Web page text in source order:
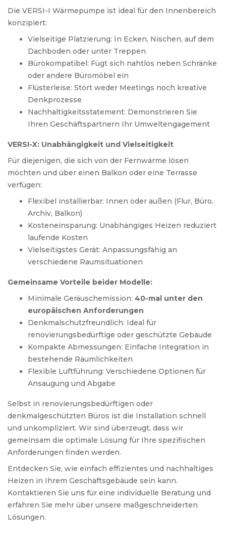
Die VERSI-I Wärmepumpe ist ideal für den Innenbereich
konzipiert:
Vielseitige Platzierung: In Ecken, Nischen, auf dem
Dachboden oder unter Treppen
Bürokompatibel: Fügt sich nahtlos neben Schränke
oder andere Büromöbel ein
Flüsterleise: Stört weder Meetings noch kreative
Denkprozesse
Nachhaltigkeitsstatement: Demonstrieren Sie
Ihren Geschäftspartnern Ihr Umweltengagement
VERSI-X: Unabhängigkeit und Vielseitigkeit
Für diejenigen, die sich von der Fernwärme lösen
möchten und über einen Balkon oder eine Terrasse
verfügen:
Flexibel installierbar: Innen oder außen (Flur, Büro,
Archiv, Balkon)
Kosteneinsparung: Unabhängiges Heizen reduziert
laufende Kosten
Vielseitigstes Gerät: Anpassungsfähig an
verschiedene Raumsituationen
Gemeinsame Vorteile beider Modelle:
Minimale Geräuschemission: 40-mal unter den
europäischen Anforderungen
Denkmalschutzfreundlich: Ideal für
renovierungsbedürftige oder geschützte Gebäude
Kompakte Abmessungen: Einfache Integration in
bestehende Räumlichkeiten
Flexible Luftführung: Verschiedene Optionen für
Ansaugung und Abgabe
Selbst in renovierungsbedürftigen oder
denkmalgeschützten Büros ist die Installation schnell
und unkompliziert. Wir sind überzeugt, dass wir
gemeinsam die optimale Lösung für Ihre spezifischen
Anforderungen finden werden.
Entdecken Sie, wie einfach effizientes und nachhaltiges
Heizen in Ihrem Geschäftsgebäude sein kann.
Kontaktieren Sie uns für eine individuelle Beratung und
erfahren Sie mehr über unsere maßgeschneiderten
Lösungen.